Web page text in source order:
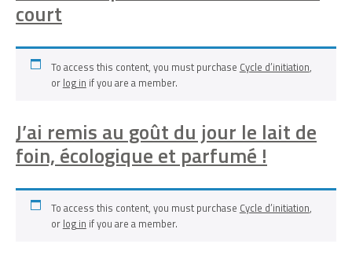
court
To access this content, you must purchase Cycle d’initiation,
or log in if you are a member.
J’ai remis au goût du jour le lait de
foin, écologique et parfumé !
To access this content, you must purchase Cycle d’initiation,
or log in if you are a member.